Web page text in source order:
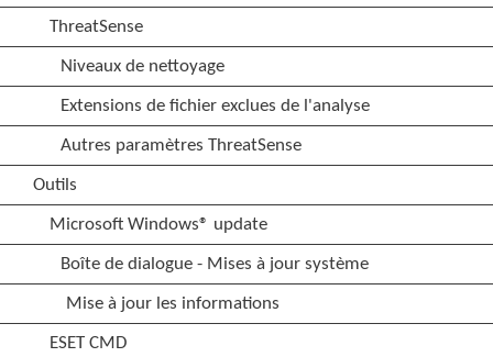
ThreatSense
Niveaux de nettoyage
Extensions de fichier exclues de l'analyse
Autres paramètres ThreatSense
Outils
Microsoft Windows® update
Boîte de dialogue - Mises à jour système
Mise à jour les informations
ESET CMD